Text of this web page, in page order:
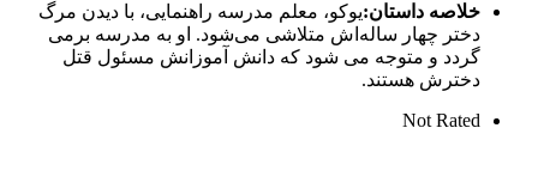
خلاصه داستان:یوکو، معلم مدرسه راهنمایی، با دیدن مرگ
دختر چهار ساله‌اش متلاشی می‌شود. او به مدرسه برمی
گردد و متوجه می شود که دانش آموزانش مسئول قتل
دخترش هستند.
Not Rated